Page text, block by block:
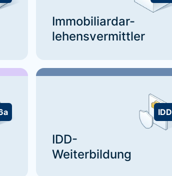
Immobiliardar-
lehensvermittler
IDD
IDD-
Weiterbildung